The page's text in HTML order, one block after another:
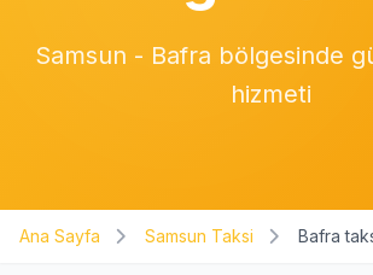
Samsun - Bafra bölgesinde
hizmeti
Ana Sayfa Samsun Taksi Bafra